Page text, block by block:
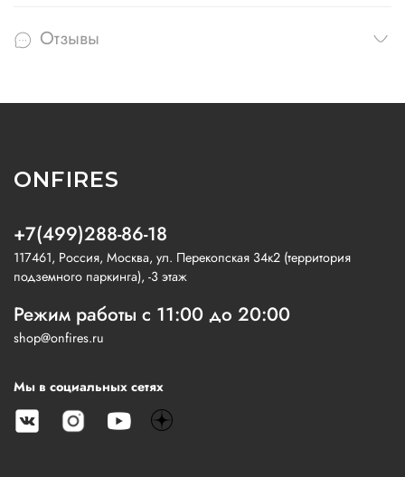
Отзывы
ONFIRES
+7(499)288-86-18
117461, Россия, Москва, ул. Перекопская 34к2 (территория
подземного паркинга), -3 этаж
Режим работы с 11:00 до 20:00
shop@onfires.ru
Мы в социальных сетях